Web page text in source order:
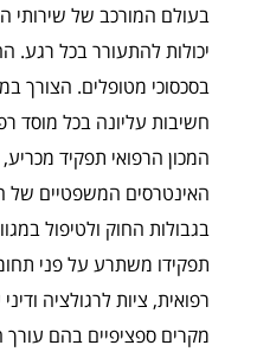
בעולם המורכב של שירותי
יכולות להתעורר בכל רגע.
בסכסוכי מטופלים. הצורך
חשיבות עליונה בכל מוסד
המכון הרפואי תפקיד
האינטרסים המשפטיים של
בגבולות החוק ולטיפול
תפקידו משתרע על פני
רפואית, ציות לרגולציה
מקרים ספציפיים בהם עורך